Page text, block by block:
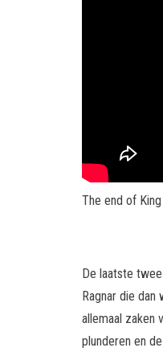
The end of
De laatste
Ragnar die
allemaal zaken
plunderen en